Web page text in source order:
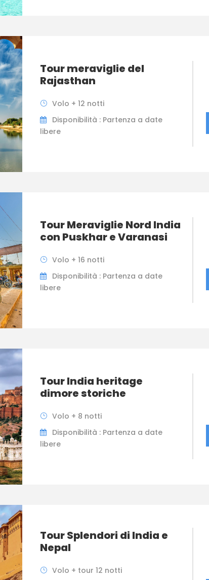
Tour meraviglie del
Rajasthan
Volo + 12 notti
Disponibilità : Partenza a date
libere
Tour Meraviglie Nord India
con Puskhar e Varanasi
Volo + 16 notti
Disponibilità : Partenza a date
libere
Tour India heritage
dimore storiche
Volo + 8 notti
Disponibilità : Partenza a date
libere
Tour Splendori di India e
Nepal
Volo + tour 12 notti